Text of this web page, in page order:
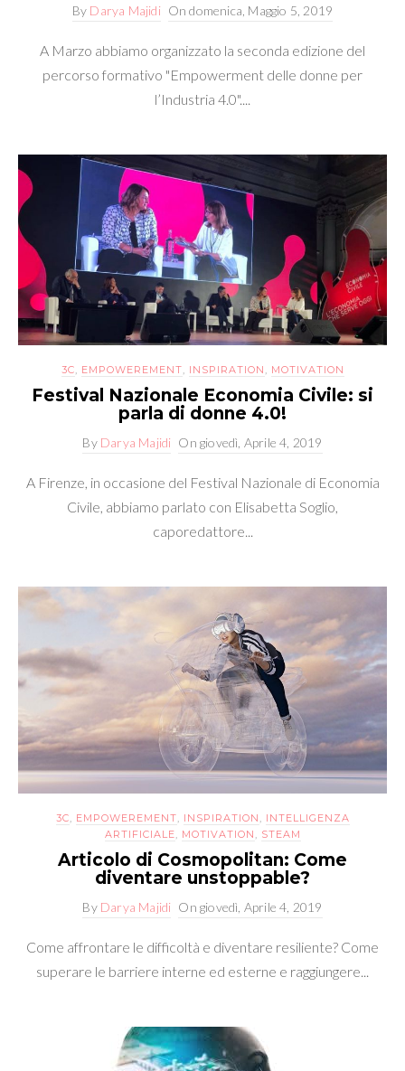
By Darya Majidi Ondomenica, Maggio 5, 2019
A Marzo abbiamo organizzato la seconda edizione del
percorso formativo "Empowerment delle donne per
l’Industria 4.0"....
3C EMPOWEREMENT INSPIRATION MOTIVATION
Festival Nazionale Economia Civile: si
parla di donne 4.0!
By Darya Majidi On giovedì, Aprile 4, 2019
A Firenze, in occasione del Festival Nazionale di Economia
Civile, abbiamo parlato con Elisabetta Soglio,
caporedattore...
3C EMPOWEREMENT INSPIRATION
INTELLIGENZA
ARTIFICIALE
MOTIVATION STEAM
Articolo di Cosmopolitan: Come
diventare unstoppable?
By Darya Majidi On giovedì, Aprile 4, 2019
Come affrontare le difficoltà e diventare resiliente? Come
superare le barriere interne ed esterne e raggiungere...